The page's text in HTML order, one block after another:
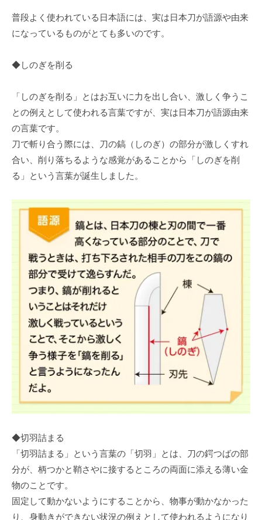
普段よく使われている日本語には、実は日本刀が語源や由来
になっているものがとても多いのです。
◆しのぎを削る
「しのぎを削る」とはお互いに力を出し合い、激しく争うこ
との例えとして使われる言葉ですが、実は日本刀が語源由来
の言葉です。
刀で斬り合う際には、刀の鎬（しのぎ）の部分が激しくすれ
合い、削り落ちるような感覚があることから「しのぎを削
る」という言葉が誕生しました。
◆切羽詰まる
「切羽詰まる」という言葉の「切羽」とは、刀の鍔つばの部
分が、柄つかと鞘さやに接するところの両面に添える薄い金
物のことです。
固定して動かないようにすることから、物事が動かなかった
り、身動きができない状況の例えとして使われるようになり